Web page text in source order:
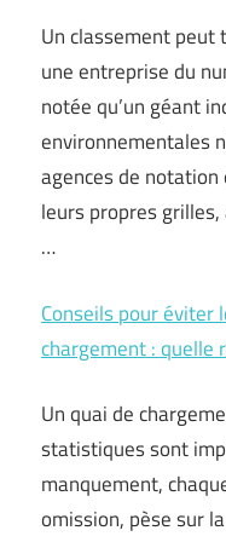
Un classement peut
une entreprise du
notée qu’un géant
environnementales
agences de
leurs propres
…
Conseils pour éviter
chargement : quelle
Un quai de
statistiques sont
manquement,
omission, pèse sur